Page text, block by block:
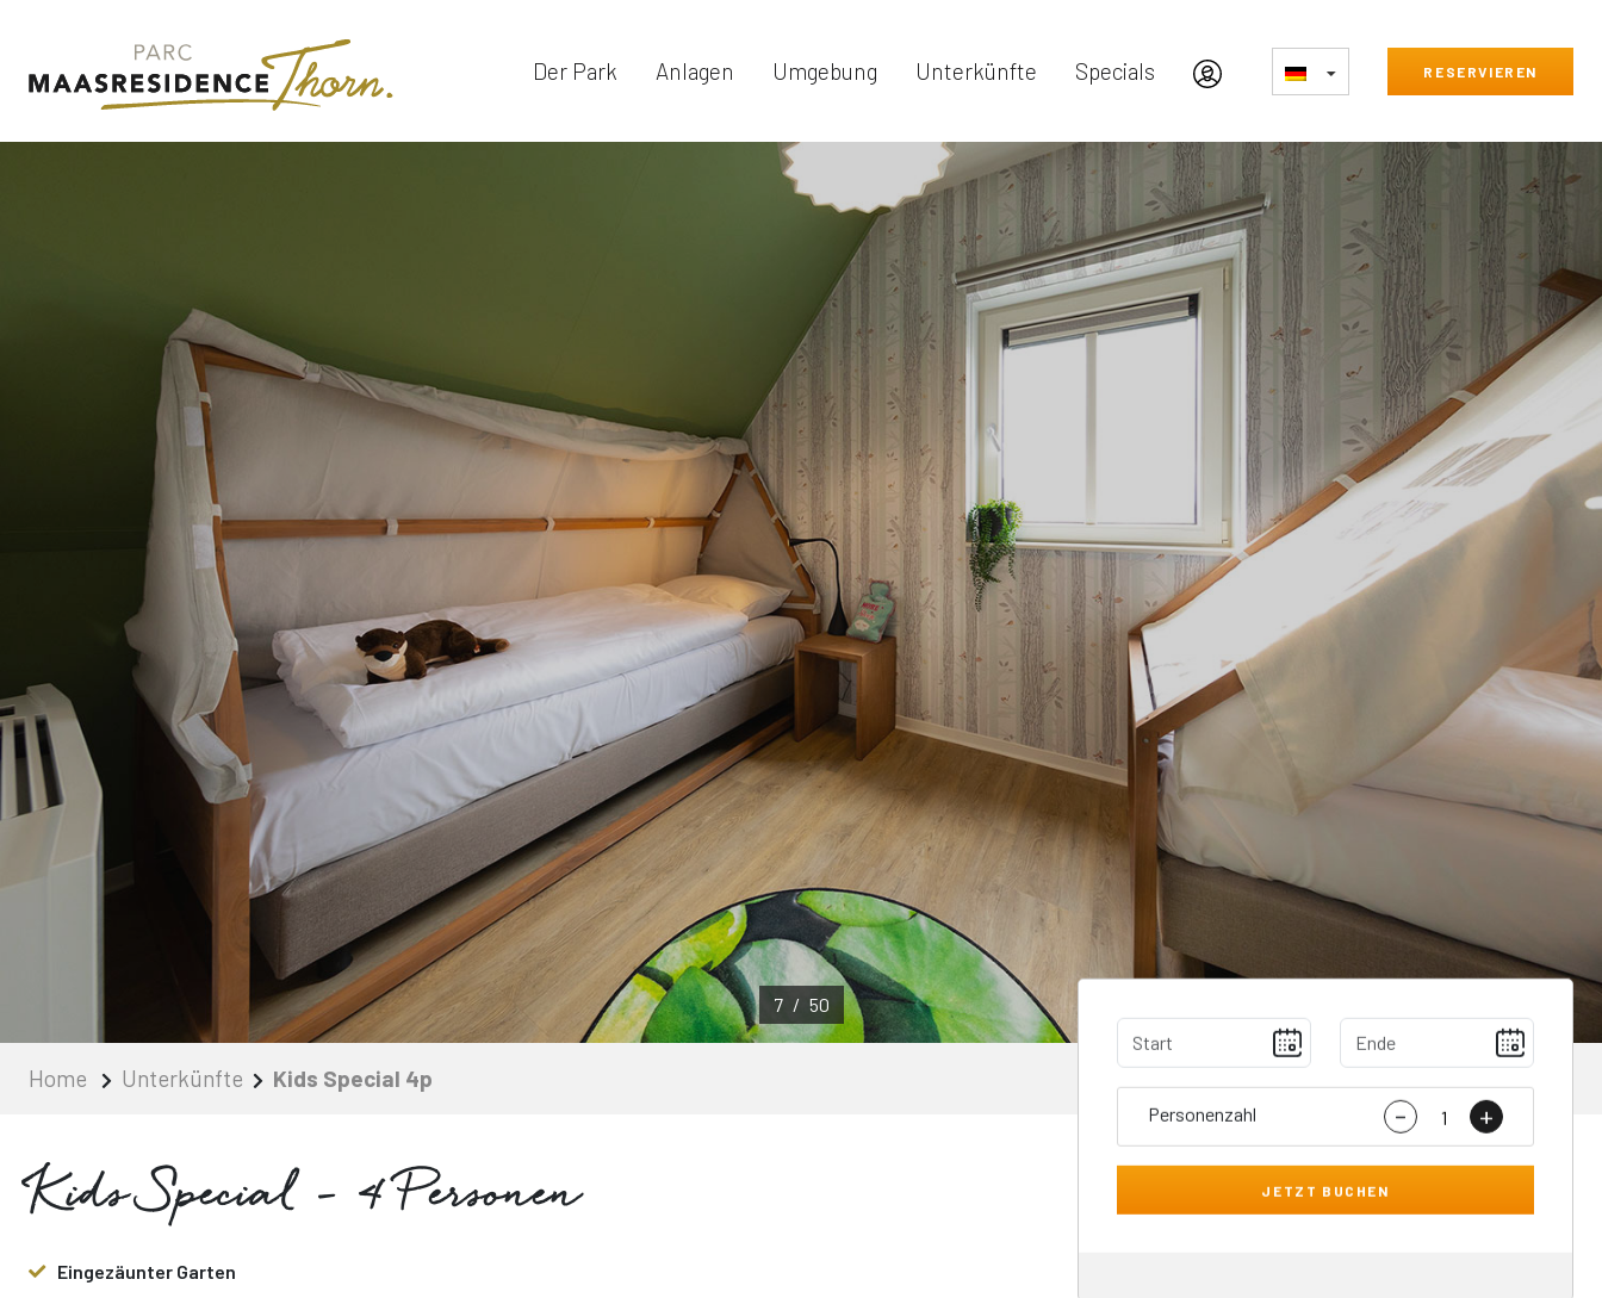
Der Park Anlagen Umgebung Unterkünfte Specials RESERVIEREN
8 / 50
Home Unterkünfte Kids Special 4p
Kids Special - 4 Personen
Eingezäunter Garten
Personenzahl - +
JETZT BUCHEN